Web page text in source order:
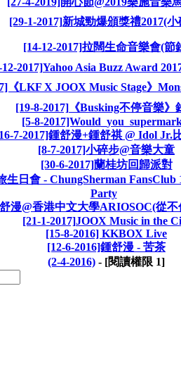
[29-1-2017]新城勁爆頒獎禮2017(小
[14-12-2017]拉闊生命音樂會(節
12-2017]Yahoo Asia Buzz Award
《LKF X JOOX Music Stage》
[19-8-2017]《Busking不停音樂》
[5-8-
7-2017]鍾舒漫+鍾舒祺 @ Idol Jr.
[8-7-2017]小碎步@音樂大童
[30-6-2017]蘭桂坊回歸派對
生日會 - ChungSherman
Party
漫@香港中文大學ARIOSOC(從
[21-1-2017]JOOX Music in the
[15-8-2016] KKBOX Live
[12-6-2016]鍾舒漫 - 苦茶
(2-4-2016) - [閱讀權限 1]